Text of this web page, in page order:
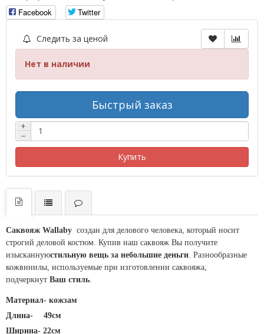
Facebook
Twitter
Следить за ценой
Нет в наличии
Быстрый заказ
+
−
Купить
Саквояж Wallaby создан для делового человека, который носит
строгий деловой костюм. Купив наш саквояж Вы получите
изысканнуюстильную вещь за небольшие деньги . Разнообразные
кожвинилы, используемые при изготовлении саквояжа,
подчеркнут Ваш стиль
Материал- кожзам
Длина-
49см
Ширина- 22см